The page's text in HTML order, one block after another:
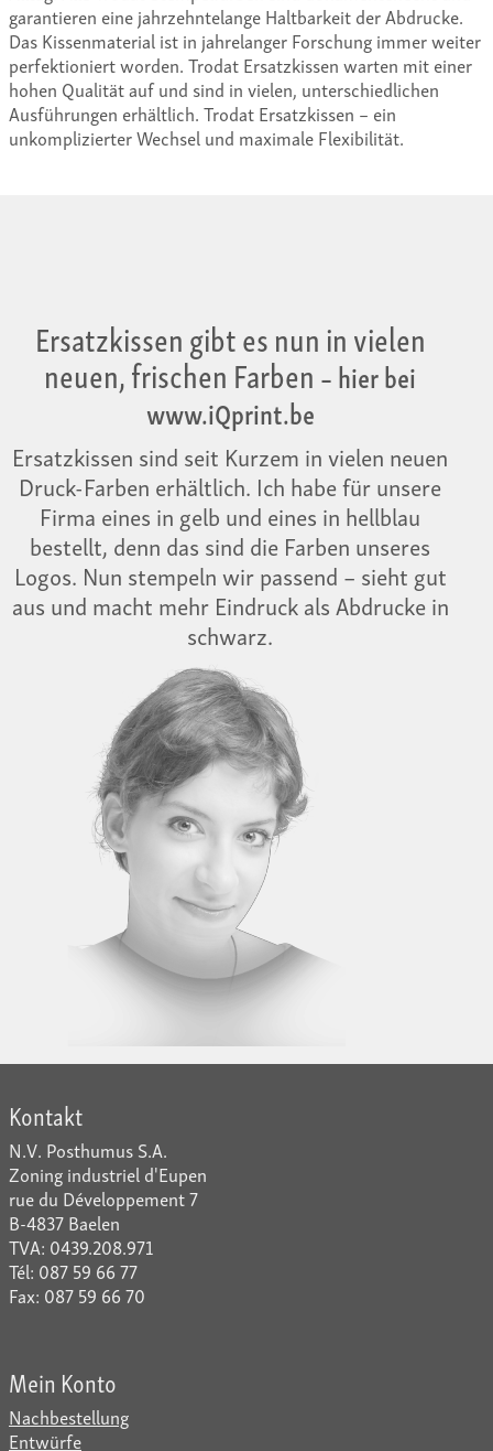
garantieren eine jahrzehntelange Haltbarkeit der Abdrucke.
Das Kissenmaterial ist in jahrelanger Forschung immer weiter
perfektioniert worden. Trodat Ersatzkissen warten mit einer
hohen Qualität auf und sind in vielen, unterschiedlichen
Ausführungen erhältlich. Trodat Ersatzkissen – ein
unkomplizierter Wechsel und maximale Flexibilität.
Ersatzkissen gibt es nun in vielen
neuen, frischen Farben– hier bei
www.iQprint.be
Ersatzkissen sind seit Kurzem in vielen neuen
Druck-Farben erhältlich. Ich habe für unsere
Firma eines in gelb und eines in hellblau
bestellt, denn das sind die Farben unseres
Logos. Nun stempeln wir passend – sieht gut
aus und macht mehr Eindruck als Abdrucke in
schwarz.
Kontakt
N.V. Posthumus S.A.
Zoning industriel d'Eupen
rue du Développement 7
B-4837 Baelen
TVA: 0439.208.971
Tél: 087 59 66 77
Fax: 087 59 66 70
Mein Konto
Nachbestellung
Entwürfe